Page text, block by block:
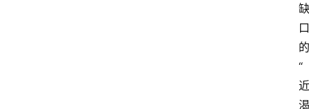
缺
口
的
“
近
渴